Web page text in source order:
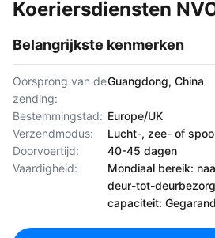
Koeriersdiensten
Belangrijkste kenmerken
Oorsprong van de
zending:
Guangdong, China
Bestemmingstad: Europe/UK
Verzendmodus:
Lucht-, zee- of
Doorvoertijd:
40-45 dagen
Vaardigheid:
Mondiaal bereik:
deur-tot-
capaciteit: